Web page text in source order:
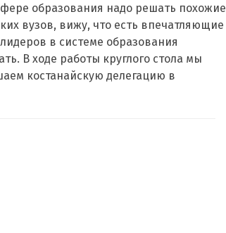
образования надо решать похожие
вузов, вижу, что есть впечатляющие
в системе образования
В ходе работы круглого стола мы
костанайскую делегацию в